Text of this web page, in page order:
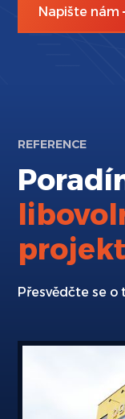
Napište nám
REFERENCE
Přesvědčte se o